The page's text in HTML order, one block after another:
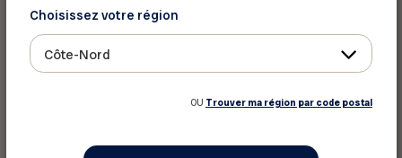
vidéos truquées générées par l’intelligence
artificielle, fraudes financières : les formes de
désinformation se multiplient et se raffinent
sans cesse. Les conséquences peuvent être
Choisissez votre région
Côte-Nord
OU Trouver ma région par code postal